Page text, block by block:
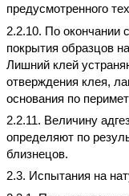
предусмотренного
2.2.10. По окончании
покрытия образцов
Лишний клей
отверждения клея,
основания по
2.2.11. Величину
определяют по
близнецов.
2.3. Испытания на